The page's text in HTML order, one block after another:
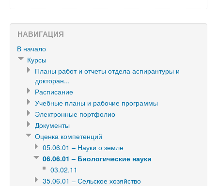
НАВИГАЦИЯ
В начало
Курсы
Планы работ и отчеты отдела аспирантуры и
докторан...
Расписание
Учебные планы и рабочие программы
Электронные портфолио
Документы
Оценка компетенций
05.06.01 – Науки о земле
06.06.01 – Биологические науки
03.02.11
35.06.01 – Сельское хозяйство